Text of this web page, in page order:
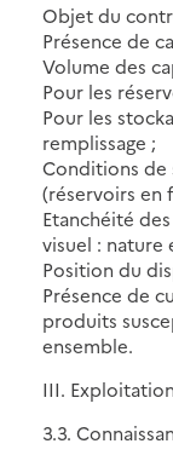
Objet du
Présence de
Volume des
Pour les
Pour les
remplissage ;
Conditions de
(réservoirs en
Etanchéité
visuel : nature
Position du
Présence de
produits
ensemble.
III.
3.3.